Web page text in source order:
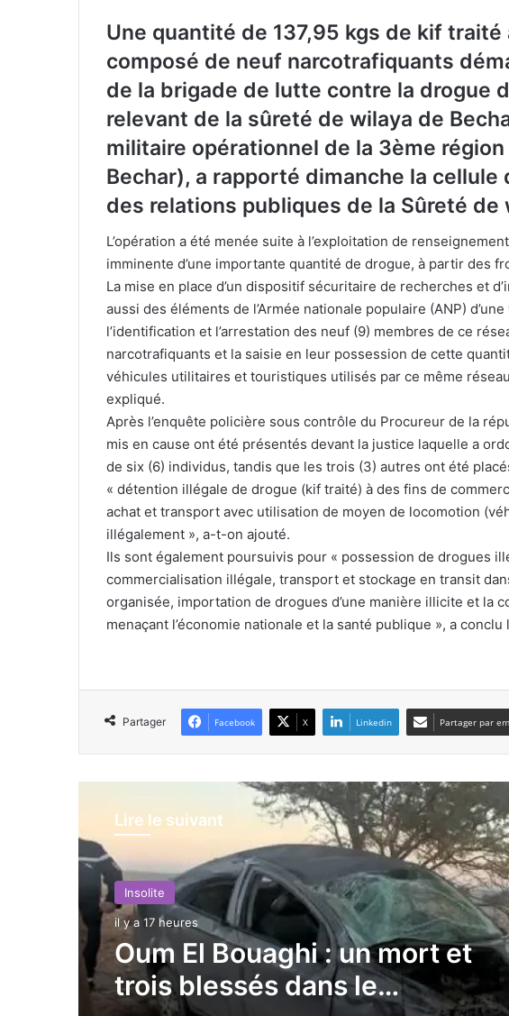
Une quantité de 137,95 kgs de kif
composé de neuf narcotrafiquants
de la brigade de lutte contre la drogue
relevant de la sûreté de wilaya de
militaire opérationnel de la 3ème
Bechar), a rapporté dimanche la
des relations publiques de la Sûreté de
L’opération a été menée suite à l’exploitation de
imminente d’une importante quantité de drogue, à partir des
La mise en place d’un dispositif sécuritaire de recherches et
aussi des éléments de l’Armée nationale populaire (ANP)
l’identification et l’arrestation des neuf (9) membres de ce
narcotrafiquants et la saisie en leur possession de cette
véhicules utilitaires et touristiques utilisés par ce même
expliqué.
Après l’enquête policière sous contrôle du Procureur de la
mis en cause ont été présentés devant la justice laquelle a
de six (6) individus, tandis que les trois (3) autres ont été
« détention illégale de drogue (kif traité) à des fins de
achat et transport avec utilisation de moyen de locomotion
illégalement », a-t-on ajouté.
Ils sont également poursuivis pour « possession de drogues
commercialisation illégale, transport et stockage en transit
organisée, importation de drogues d’une manière illicite et la
menaçant l’économie nationale et la santé publique », a conclu
Partager Facebook X Linkedin Partager par
Lire le suivant
Insolite
il y a 17 heures
Insolite
il y a 17 heures
Constantine : le ministre de